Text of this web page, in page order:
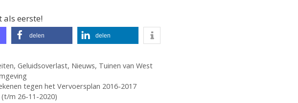
eerste!
delen delen
, Geluidsoverlast, Nieuws, Tuinen van West
tegen het Vervoersplan 2016-2017
m 26-11-2020)